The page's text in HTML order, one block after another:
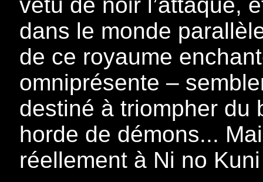
dans le monde
de ce royaume
omniprésente –
destiné à triompher du
horde de démons...
réellement à Ni no